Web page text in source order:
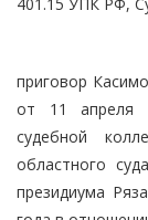
приговор
от 11 апреля
судебной
областного
президиума